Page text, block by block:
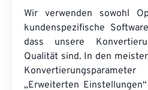
Wir verwenden sowohl
kundenspezifische
dass unsere
Qualität sind. In den
„Erweiterten